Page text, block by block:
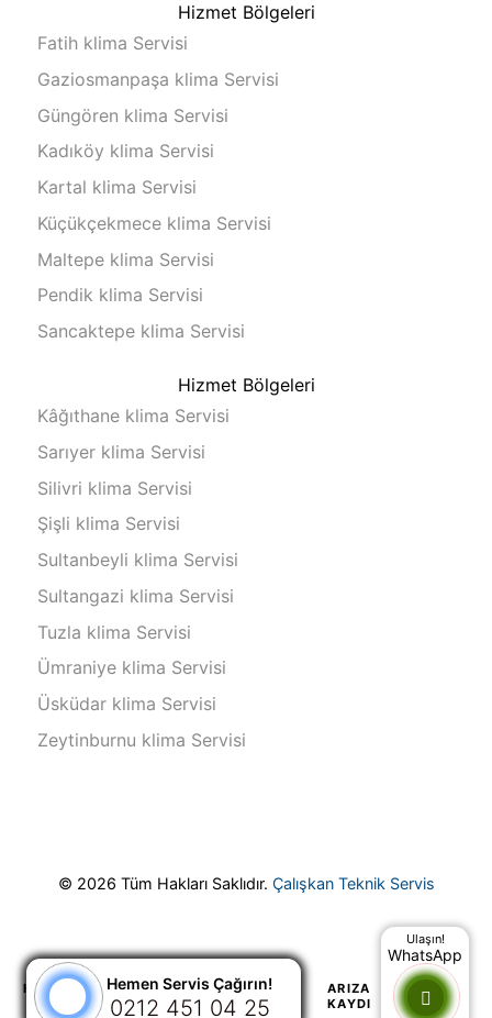
Hemen Servis Çağırın!
0543 112 04 25
Hemen Servis Çağırın!
0212 451 04 25
Ulaşın!
WhatsApp
Hizmet Bölgeleri
Fatih klima Servisi
Gaziosmanpaşa klima Servisi
Güngören klima Servisi
Kadıköy klima Servisi
Kartal klima Servisi
Küçükçekmece klima Servisi
Maltepe klima Servisi
Pendik klima Servisi
Sancaktepe klima Servisi
Hizmet Bölgeleri
Kâğıthane klima Servisi
Sarıyer klima Servisi
Silivri klima Servisi
Şişli klima Servisi
Sultanbeyli klima Servisi
Sultangazi klima Servisi
Tuzla klima Servisi
Ümraniye klima Servisi
Üsküdar klima Servisi
Zeytinburnu klima Servisi
© 2026 Tüm Hakları Saklıdır. Çalışkan Teknik Servis
HAKKIMIZDA HIZMETLERIMIZ
ARIZA
KAYDI
2EL
KLIMA